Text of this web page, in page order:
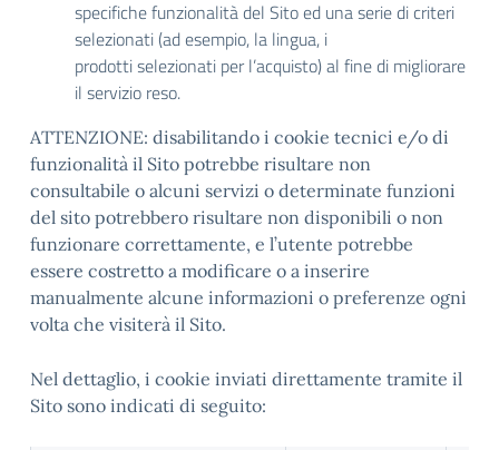
specifiche funzionalità del Sito ed una serie di criteri
selezionati (ad esempio, la lingua, i
prodotti selezionati per l’acquisto) al fine di migliorare
il servizio reso.
ATTENZIONE: disabilitando i cookie tecnici e/o di
funzionalità il Sito potrebbe risultare non
consultabile o alcuni servizi o determinate funzioni
del sito potrebbero risultare non disponibili o non
funzionare correttamente, e l’utente potrebbe
essere costretto a modificare o a inserire
manualmente alcune informazioni o preferenze ogni
volta che visiterà il Sito.
Nel dettaglio, i cookie inviati direttamente tramite il
Sito sono indicati di seguito: